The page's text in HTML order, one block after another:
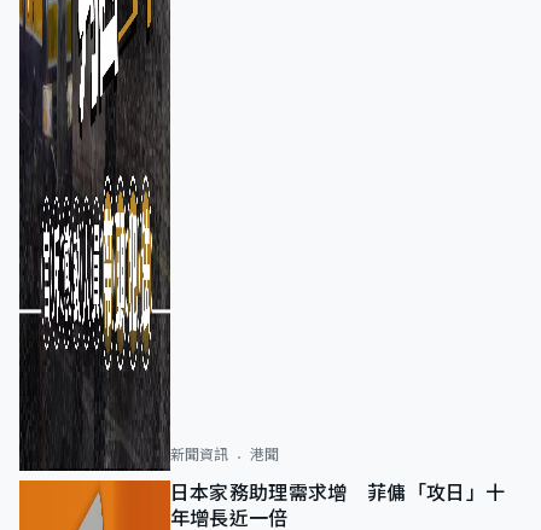
新聞資訊 港聞
日本家務助理需求增 菲傭「攻日」十
年增長近一倍